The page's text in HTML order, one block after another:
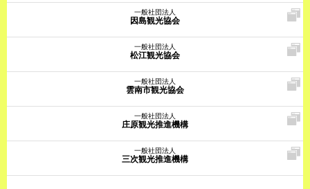
一般社団法人
因島観光協会
一般社団法人
松江観光協会
一般社団法人
雲南市観光協会
一般社団法人
庄原観光推進機構
一般社団法人
三次観光推進機構